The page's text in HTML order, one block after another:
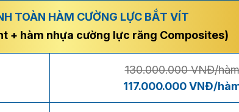
TOÀN HÀM CƯỜNG LỰC BẮT VÍT
+ hàm nhựa cường lực răng Composites)
130.000.000 VNĐ/hàm
117.000.000 VNĐ/